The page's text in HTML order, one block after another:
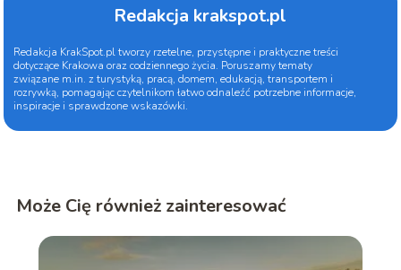
Redakcja krakspot.pl
Redakcja KrakSpot.pl tworzy rzetelne, przystępne i praktyczne treści
dotyczące Krakowa oraz codziennego życia. Poruszamy tematy
związane m.in. z turystyką, pracą, domem, edukacją, transportem i
rozrywką, pomagając czytelnikom łatwo odnaleźć potrzebne informacje,
inspiracje i sprawdzone wskazówki.
Może Cię również zainteresować